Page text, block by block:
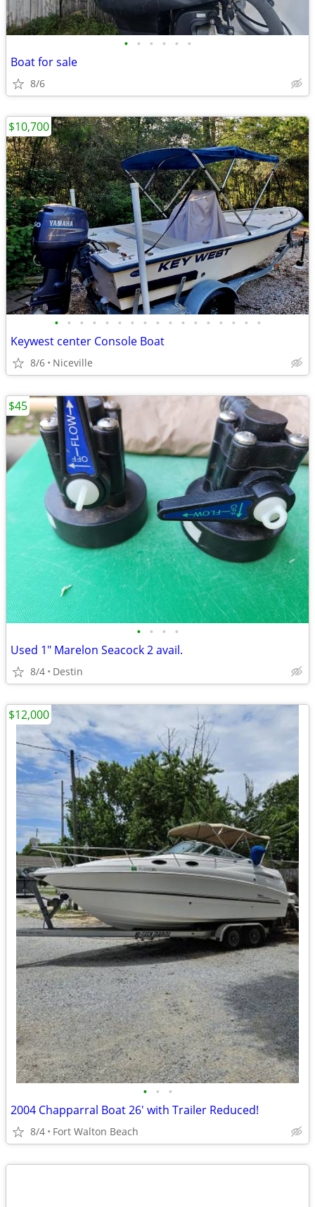
• • • • • •
Boat for sale
8/6
• • • • • • • • • • • • • • • • •
Keywest center Console Boat
8/6 Niceville
$10,700
• • • •
Used 1" Marelon Seacock 2 avail.
8/4 Destin
$45
• • •
2004 Chapparral Boat 26' with Trailer Reduced!
8/4 Fort Walton Beach
$12,000